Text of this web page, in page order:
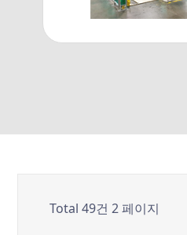
Total 49건 2 페이지